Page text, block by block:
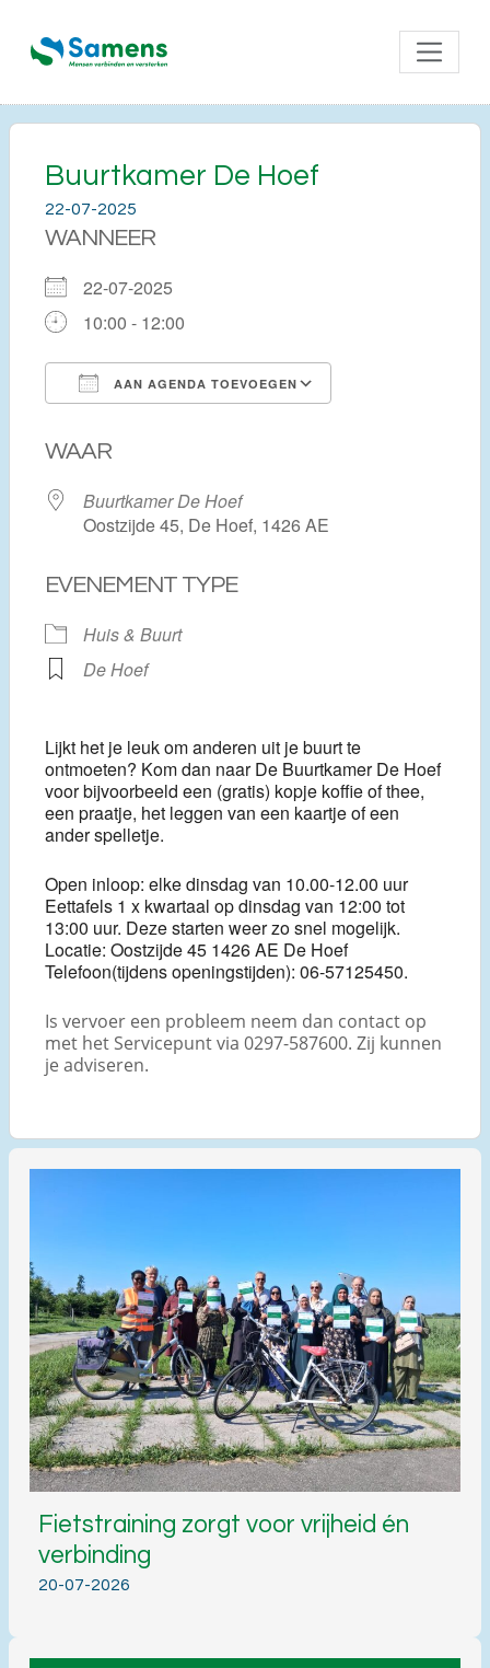
Buurtkamer De Hoef
22-07-2025
WANNEER
22-07-2025
10:00 - 12:00
AAN AGENDA TOEVOEGEN
WAAR
Buurtkamer De Hoef
Oostzijde 45, De Hoef, 1426 AE
EVENEMENT TYPE
Huis & Buurt
De Hoef
Lijkt het je leuk om anderen uit je buurt te
ontmoeten? Kom dan naar De Buurtkamer De Hoef
voor bijvoorbeeld een (gratis) kopje koffie of thee,
een praatje, het leggen van een kaartje of een
ander spelletje.
Open inloop: elke dinsdag van 10.00-12.00 uur
Eettafels 1 x kwartaal op dinsdag van 12:00 tot
13:00 uur. Deze starten weer zo snel mogelijk.
Locatie: Oostzijde 45 1426 AE De Hoef
Telefoon(tijdens openingstijden): 06-57125450.
Is vervoer een probleem neem dan contact op
met het Servicepunt via 0297-587600. Zij kunnen
je adviseren.
Fietstraining zorgt voor vrijheid én
verbinding
20-07-2026